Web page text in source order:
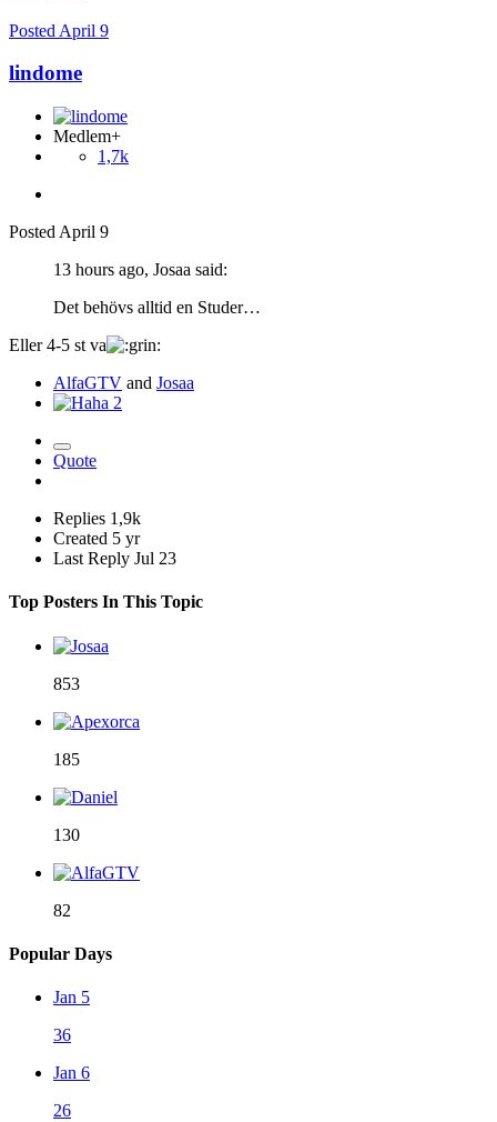
Posted April 9
lindome
Medlem+
1,7k
Posted April 9
13 hours ago, Josaa said:
Det behövs alltid en Studer…
Eller 4-5 st va
AlfaGTV and Josaa
2
Quote
Replies 1,9k
Created 5 yr
Last Reply Jul 23
Top Posters In This Topic
853
185
130
82
Popular Days
Jan 5
36
Jan 6
26